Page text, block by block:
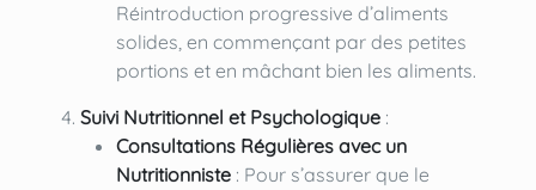
Réintroduction progressive d’aliments
solides, en commençant par des petites
portions et en mâchant bien les aliments.
Suivi Nutritionnel et Psychologique:
Consultations Régulières avec un
Nutritionniste: Pour s’assurer que le